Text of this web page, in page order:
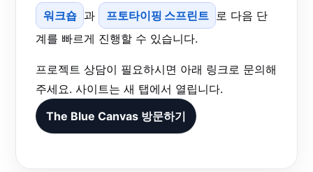
워크숍 과 프토타이핑 스프린트
로 다음 단
계를 빠르게 진행할 수 있습니다.
프로젝트 상담이 필요하시면 아래 링크로 문의해
주세요. 사이트는 새 탭에서 열립니다.
The Blue Canvas 방문하기